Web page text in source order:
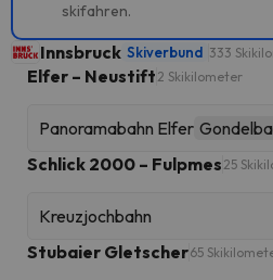
skifahren.
Innsbruck Skiverbund 333
Elfer – Neustift 2 Skikilometer
Panoramabahn Elfer
Schlick 2000 – Fulpmes 25
Kreuzjochbahn
Stubaier Gletscher65